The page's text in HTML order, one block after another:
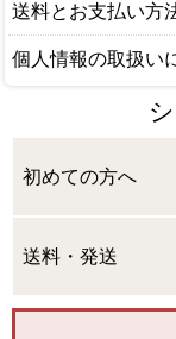
送料とお支払い方
個人情報の取扱い
初めての方へ
送料・発送